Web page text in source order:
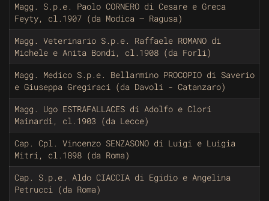
Magg. S.p.e. Paolo CORNERO di Cesare e Greca
Feyty, cl.1907 (da Modica – Ragusa)
Magg. Veterinario S.p.e. Raffaele ROMANO di
Michele e Anita Bondi, cl.1908 (da Forli)
Magg. Medico S.p.e. Bellarmino PROCOPIO di Saverio
e Giuseppa Gregiraci (da Davoli - Catanzaro)
Magg. Ugo ESTRAFALLACES di Adolfo e Clori
Mainardi, cl.1903 (da Lecce)
Cap. Cpl. Vincenzo SENZASONO di Luigi e Luigia
Mitri, cl.1898 (da Roma)
Cap. S.p.e. Aldo CIACCIA di Egidio e Angelina
Petrucci (da Roma)